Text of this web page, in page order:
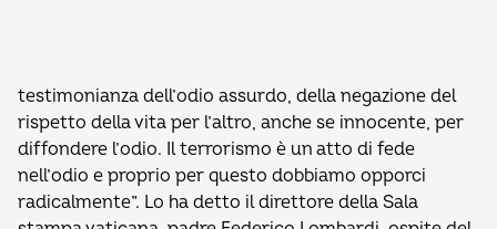
testimonianza dell’odio assurdo, della negazione del
rispetto della vita per l’altro, anche se innocente, per
diffondere l’odio. Il terrorismo è un atto di fede
nell’odio e proprio per questo dobbiamo opporci
radicalmente”. Lo ha detto il direttore della Sala